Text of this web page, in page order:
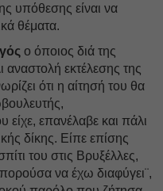
υπόθεσης είναι να
θέματα.
ο όποιος διά της
αναστολή εκτέλεσης της
ότι η αίτησή του θα
επανέλαβε και πάλι
δίκης. Είπε επίσης
του στις Βρυξέλλες,
να έχω διαφύγει¨,